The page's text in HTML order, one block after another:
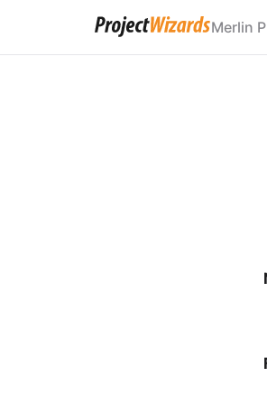
Merlin